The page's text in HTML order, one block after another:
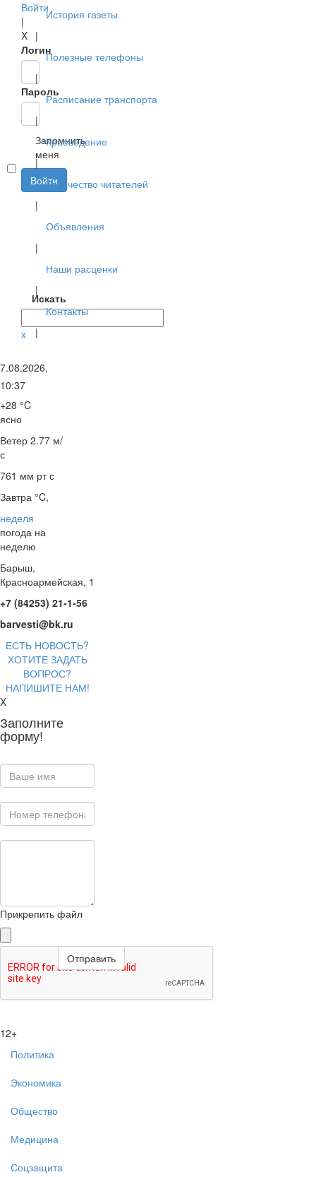
Войти
|
X
Логин
Пароль
Запомнить
меня
Войти
Искать
x
История газеты
|
Полезные телефоны
|
Расписание транспорта
|
Краеведение
|
Творчество читателей
|
Объявления
|
Наши расценки
|
Контакты
|
7.08.2026,
10:37
+28 °C
ясно
Ветер 2.77 м/
с
761 мм рт с
Завтра °C,
неделя
погода на
неделю
Барыш,
Красноармейская, 1
+7 (84253) 21-1-56
barvesti@bk.ru
ЕСТЬ НОВОСТЬ?
ХОТИТЕ ЗАДАТЬ
ВОПРОС?
НАПИШИТЕ НАМ!
X
Заполните
форму!
Прикрепить файл
12+
Политика
Экономика
Общество
Медицина
Соцзащита